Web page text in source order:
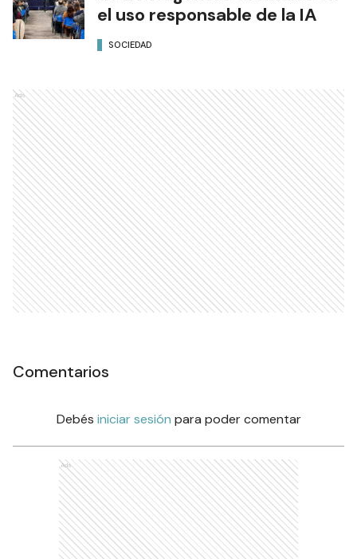
el uso responsable de la IA
SOCIEDAD
Ads
Comentarios
Debés iniciar sesión para poder comentar
Ads